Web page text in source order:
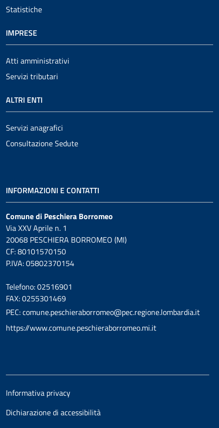
Statistiche
IMPRESE
Atti amministrativi
Servizi tributari
ALTRI ENTI
Servizi anagrafici
Consultazione Sedute
INFORMAZIONI E CONTATTI
Comune di Peschiera Borromeo
Via XXV Aprile n. 1
20068 PESCHIERA BORROMEO (MI)
CF: 80101570150
P.IVA: 05802370154
Telefono: 02516901
FAX: 0255301469
PEC: comune.peschieraborromeo@pec.regione.lombardia.it
https://www.comune.peschieraborromeo.mi.it
Informativa privacy
Dichiarazione di accessibilità